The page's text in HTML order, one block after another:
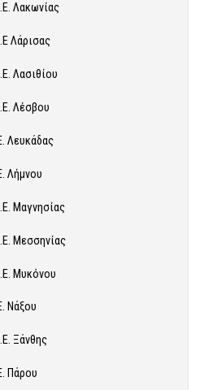
Λακωνίας
Λάρισας
Λασιθίου
Λέσβου
Λευκάδας
Λήμνου
Μαγνησίας
Μεσσηνίας
Μυκόνου
Νάξου
Ξάνθης
Πάρου